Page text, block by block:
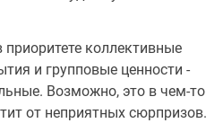
коллективные
и групповые ценности -
Возможно, это в чем-то
от неприятных сюрпризов.